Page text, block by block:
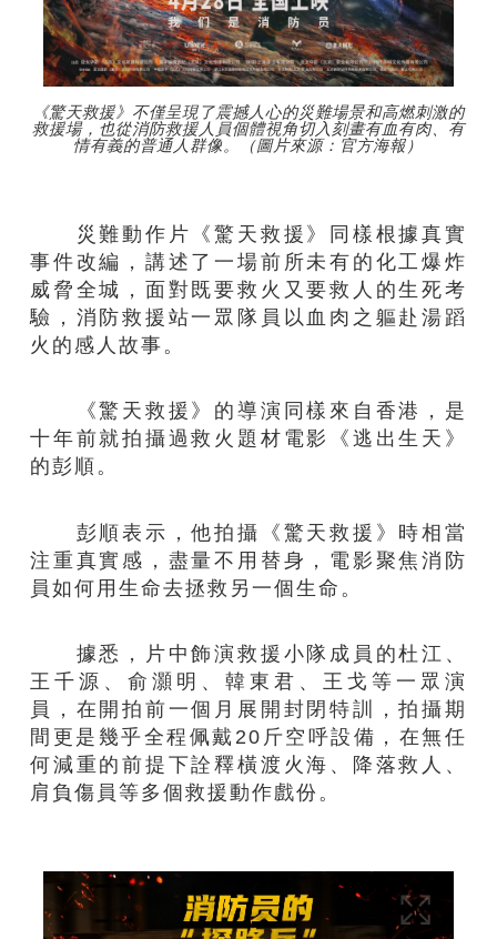
《驚天救援》不僅呈現了震撼人心的災難場景和高燃刺激的
救援場，也從消防救援人員個體視角切入刻畫有血有肉、有
情有義的普通人群像。（圖片來源：官方海報）
災難動作片《驚天救援》同樣根據真實
事件改編，講述了一場前所未有的化工爆炸
威脅全城，面對既要救火又要救人的生死考
驗，消防救援站一眾隊員以血肉之軀赴湯蹈
火的感人故事。
《驚天救援》的導演同樣來自香港，是
十年前就拍攝過救火題材電影《逃出生天》
的彭順。
彭順表示，他拍攝《驚天救援》時相當
注重真實感，盡量不用替身，電影聚焦消防
員如何用生命去拯救另一個生命。
據悉，片中飾演救援小隊成員的杜江、
王千源、俞灝明、韓東君、王戈等一眾演
員，在開拍前一個月展開封閉特訓，拍攝期
間更是幾乎全程佩戴20斤空呼設備，在無任
何減重的前提下詮釋橫渡火海、降落救人、
肩負傷員等多個救援動作戲份。